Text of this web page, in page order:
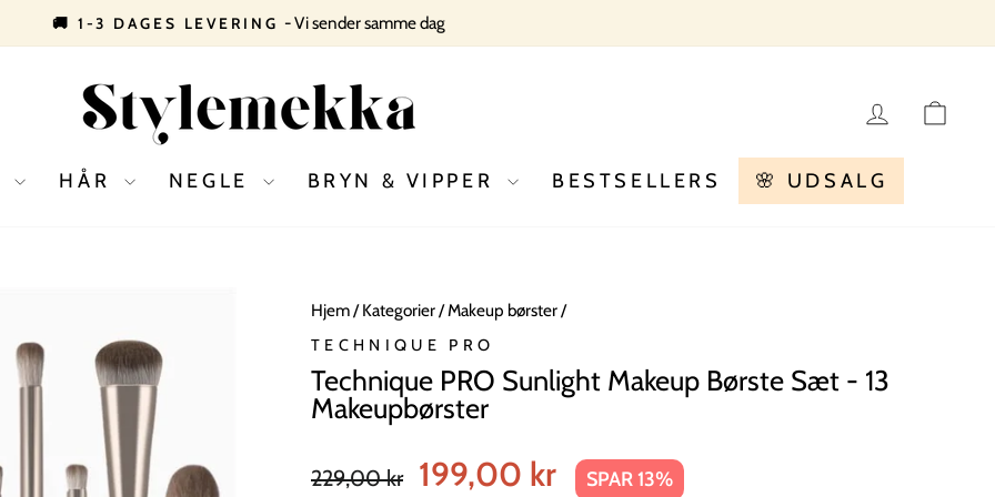
Pause
slideshow
🚚 1-3 DAGES LEVERING - Vi sender samme dag
LOG
HÅR NEGLE BRYN & VIPPER BESTSELLERS 🌸 UDSALG
Hjem/ Kategorier/Makeup børster/
TECHNIQUE PRO
Technique PRO Sunlight Makeup Børste Sæt - 13
Makeupbørster
pris
229,00 kr
Tilbudspris
199,00 kr SPAR 13%